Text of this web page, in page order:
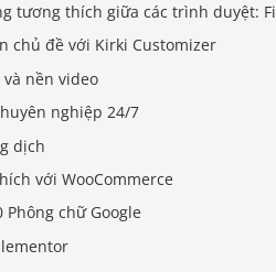
tương thích giữa các trình duyệt:
chủ đề với Kirki Customizer
và nền video
nghiệp 24/7
dịch
với WooCommerce
Phông chữ Google